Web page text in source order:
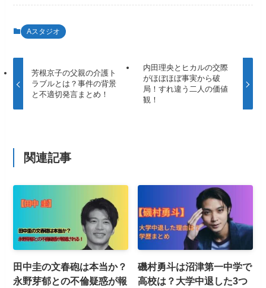
Aスタジオ
芳根京子の父親の介護ト
ラブルとは？事件の背景
と不適切発言まとめ！
内田理央とヒカルの交際
がほぼほぼ事実から破
局！すれ違う二人の価値
観！
関連記事
田中圭の文春砲は本当か？
永野芽郁との不倫疑惑が報
磯村勇斗は沼津第一中学で
高校は？大学中退した3つ